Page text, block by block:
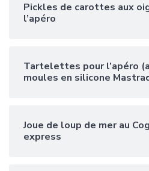
Pickles de carottes aux
l’apéro
Tartelettes pour l’apéro
moules en silicone
Joue de loup de mer au
express